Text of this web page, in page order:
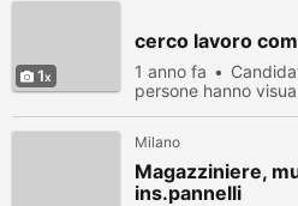
1
cerco lavoro
1 anno fa
persone hanno
Milano
Magazziniere,
ins.pannelli